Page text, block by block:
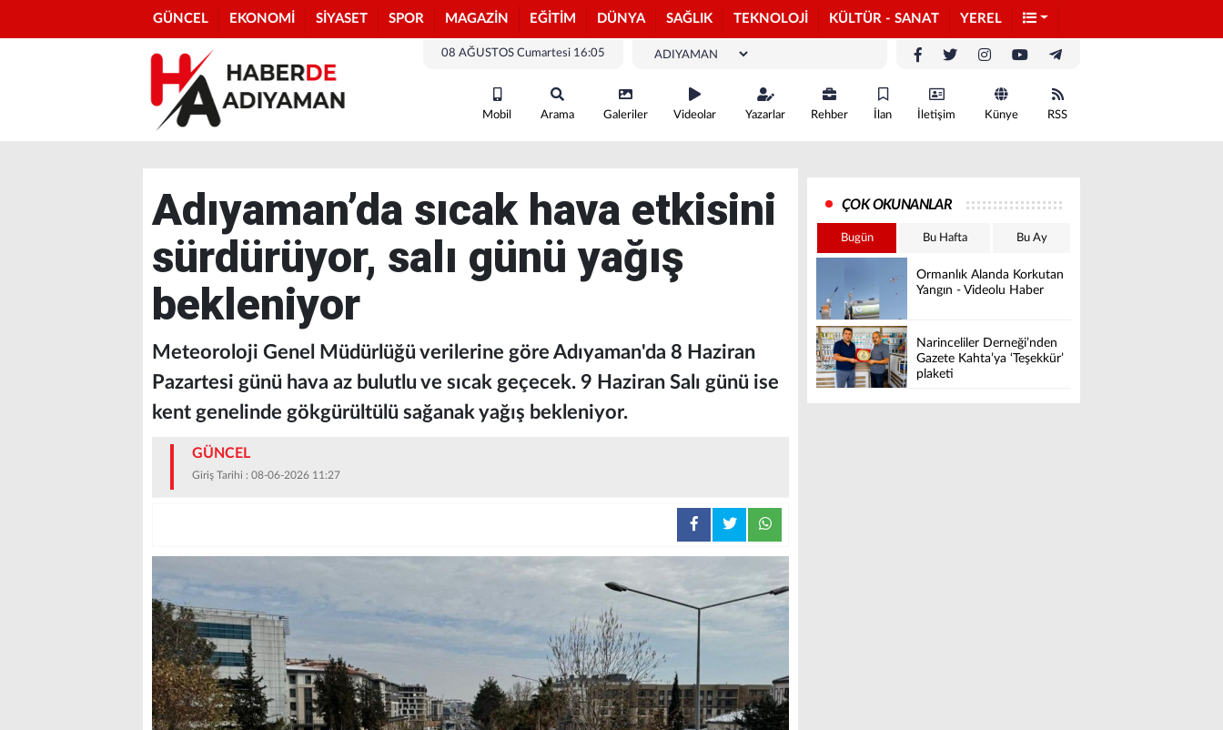
GÜNCEL EKONOMİ SİYASET SPOR MAGAZİN EĞİTİM DÜNYA SAĞLIK TEKNOLOJİ KÜLTÜR - SANAT YEREL
08 AĞUSTOS Cumartesi 16:05
Mobil Arama Galeriler Videolar Yazarlar Rehber İlan İletişim Künye RSS
Adıyaman’da sıcak hava etkisini
sürdürüyor, salı günü yağış
bekleniyor
Meteoroloji Genel Müdürlüğü verilerine göre Adıyaman'da 8 Haziran
Pazartesi günü hava az bulutlu ve sıcak geçecek. 9 Haziran Salı günü ise
kent genelinde gökgürültülü sağanak yağış bekleniyor.
GÜNCEL
Giriş Tarihi : 08-06-2026 11:27
ÇOK OKUNANLAR
Bugün Bu Hafta Bu Ay
Ormanlık Alanda Korkutan
Yangın - Videolu Haber
Narinceliler Derneği’nden
Gazete Kahta’ya ‘Teşekkür’
plaketi